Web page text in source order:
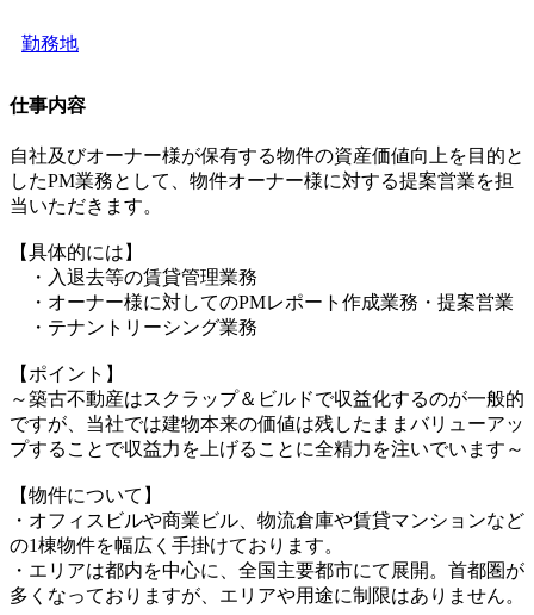
勤務地
仕事内容
自社及びオーナー様が保有する物件の資産価値向上を目的と
したPM業務として、物件オーナー様に対する提案営業を担
当いただきます。
【具体的には】
・入退去等の賃貸管理業務
・オーナー様に対してのPMレポート作成業務・提案営業
・テナントリーシング業務
【ポイント】
～築古不動産はスクラップ＆ビルドで収益化するのが一般的
ですが、当社では建物本来の価値は残したままバリューアッ
プすることで収益力を上げることに全精力を注いでいます～
【物件について】
・オフィスビルや商業ビル、物流倉庫や賃貸マンションなど
の1棟物件を幅広く手掛けております。
・エリアは都内を中心に、全国主要都市にて展開。首都圏が
多くなっておりますが、エリアや用途に制限はありません。